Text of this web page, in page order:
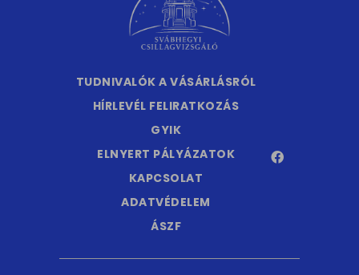
TUDNIVALÓK A VÁSÁRLÁSRÓL
HÍRLEVÉL FELIRATKOZÁS
GYIK
ELNYERT PÁLYÁZATOK
KAPCSOLAT
ADATVÉDELEM
ÁSZF